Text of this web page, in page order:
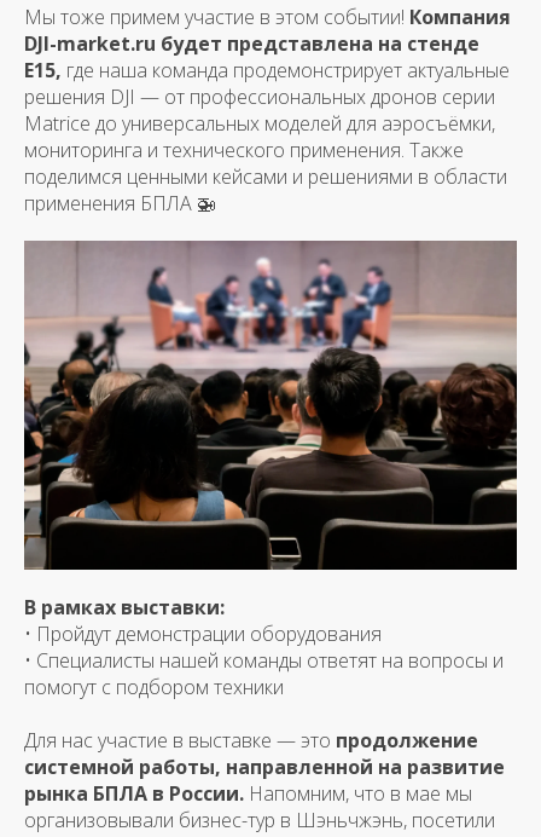
Мы тоже примем участие в этом событии! Компания
DJI-market.ru будет представлена на стенде
E15, где наша команда продемонстрирует актуальные
решения DJI — от профессиональных дронов серии
Matrice до универсальных моделей для аэросъёмки,
мониторинга и технического применения. Также
поделимся ценными кейсами и решениями в области
применения БПЛА 🚁
В рамках выставки:
• Пройдут демонстрации оборудования
• Специалисты нашей команды ответят на вопросы и
помогут с подбором техники
Для нас участие в выставке — это продолжение
системной работы, направленной на развитие
рынка БПЛА в России. Напомним, что в мае мы
организовывали бизнес-тур в Шэньчжэнь, посетили